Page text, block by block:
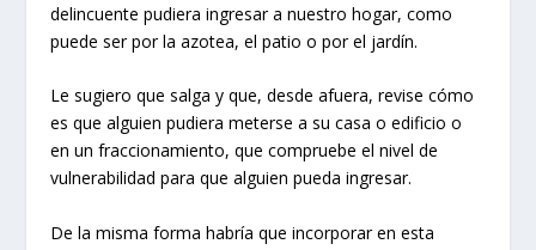
delincuente pudiera ingresar a nuestro hogar, como
puede ser por la azotea, el patio o por el jardín.
Le sugiero que salga y que, desde afuera, revise cómo
es que alguien pudiera meterse a su casa o edificio o
en un fraccionamiento, que compruebe el nivel de
vulnerabilidad para que alguien pueda ingresar.
De la misma forma habría que incorporar en esta